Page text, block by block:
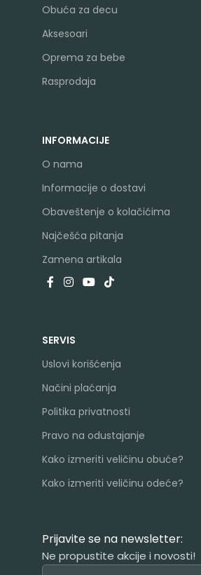
Obuća za decu
Aksesoari
Oprema za bebe
Rasprodaja
INFORMACIJE
O nama
Informacije o dostavi
Obaveštenje o kolačićima
Najčešća pitanja
Zamena artikala
SERVIS
Uslovi korišćenja
Načini plaćanja
Politika privatnosti
Pravo na odustajanje
Kako izmeriti veličinu obuće?
Kako izmeriti veličinu odeće?
Prijavite se na newsletter:
Ne propustite akcije i novosti!